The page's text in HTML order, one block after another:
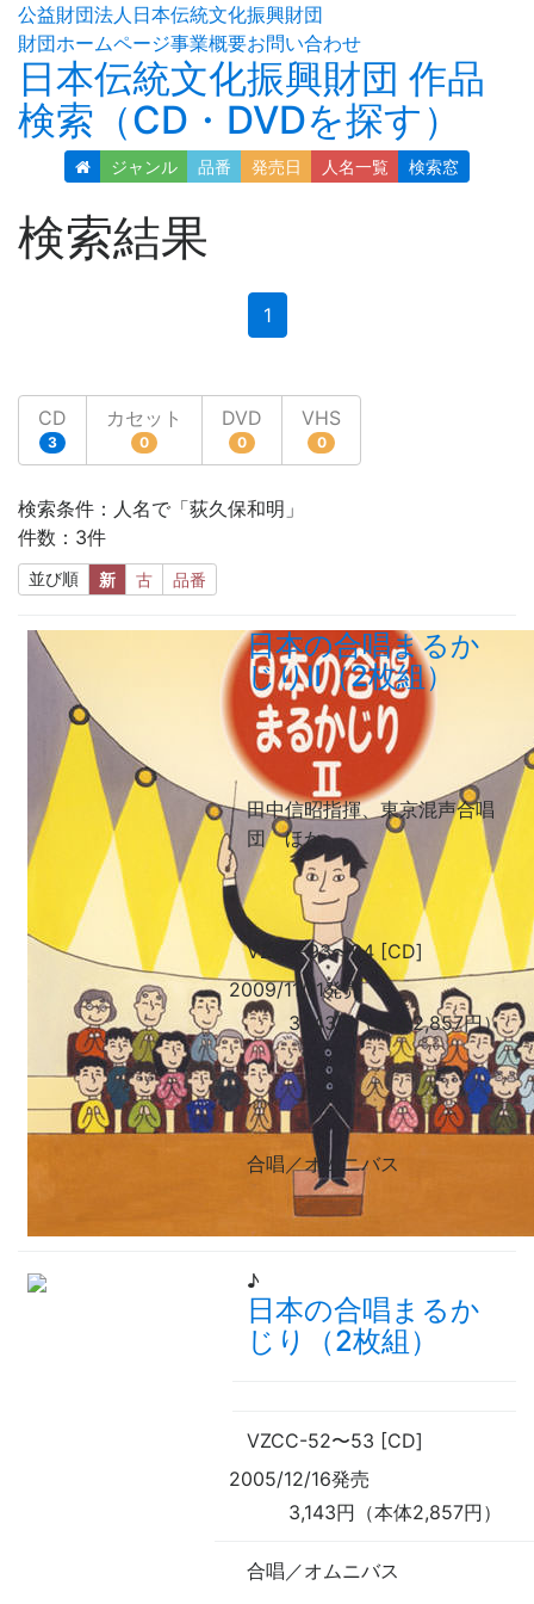
公益財団法人日本伝統文化振興財団
財団ホームページ事業概要お問い合わせ
日本伝統文化振興財団 作品
検索（CD・DVDを探す）
ジャンル 品番 発売日 人名一覧 検索窓
検索結果
1(current)
CD
3
カセット
0
DVD
0
VHS
0
検索条件：人名で「荻久保和明」
件数：3件
並び順 新 古 品番
日本の合唱まるか
じりⅡ（2枚組）
田中信昭指揮、東京混声合唱
団ほか
VZCC-93〜94 [CD]
2009/11/11発売
3,143円（本体2,857円）
合唱／オムニバス
♪
日本の合唱まるか
じり（2枚組）
VZCC-52〜53 [CD]
2005/12/16発売
3,143円（本体2,857円）
合唱／オムニバス